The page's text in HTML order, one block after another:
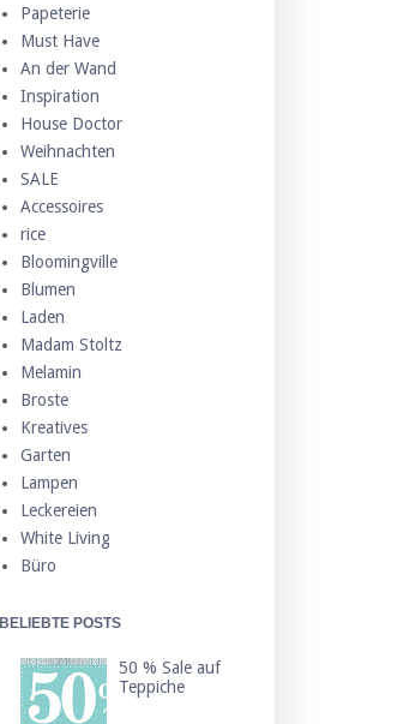
Papeterie
Must Have
An der Wand
Inspiration
House Doctor
Weihnachten
SALE
Accessoires
rice
Bloomingville
Blumen
Laden
Madam Stoltz
Melamin
Broste
Kreatives
Garten
Lampen
Leckereien
White Living
Büro
BELIEBTE POSTS
50 % Sale auf
Teppiche